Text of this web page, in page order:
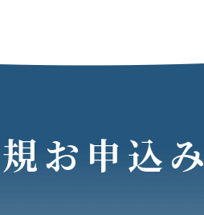
お申込み